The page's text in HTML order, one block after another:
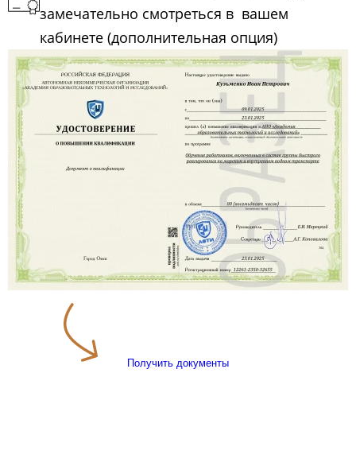
замечательно смотреться в вашем
кабинете (дополнительная опция)
Получить документы